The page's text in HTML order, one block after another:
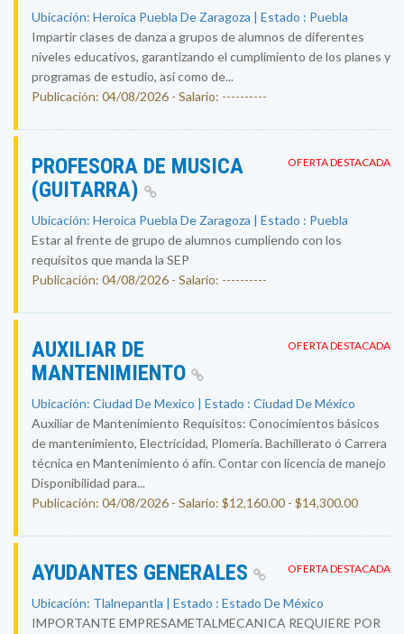
Ubicación: Heroica Puebla De Zaragoza | Estado : Puebla
Impartir clases de danza a grupos de alumnos de diferentes
niveles educativos, garantizando el cumplimiento de los planes y
programas de estudio, así como de...
Publicación: 04/08/2026 - Salario: ----------
OFERTA DESTACADA
PROFESORA DE MUSICA
(GUITARRA)
Ubicación: Heroica Puebla De Zaragoza | Estado : Puebla
Estar al frente de grupo de alumnos cumpliendo con los
requisitos que manda la SEP
Publicación: 04/08/2026 - Salario: ----------
OFERTA DESTACADA
AUXILIAR DE
MANTENIMIENTO
Ubicación: Ciudad De Mexico | Estado : Ciudad De México
Auxiliar de Mantenimiento Requisitos: Conocimientos básicos
de mantenimiento, Electricidad, Plomería. Bachillerato ó Carrera
técnica en Mantenimiento ó afín. Contar con licencia de manejo
Disponibilidad para...
Publicación: 04/08/2026 - Salario: $12,160.00 - $14,300.00
OFERTA DESTACADA
AYUDANTES GENERALES
Ubicación: Tlalnepantla | Estado : Estado De México
IMPORTANTE EMPRESAMETALMECANICA REQUIERE POR